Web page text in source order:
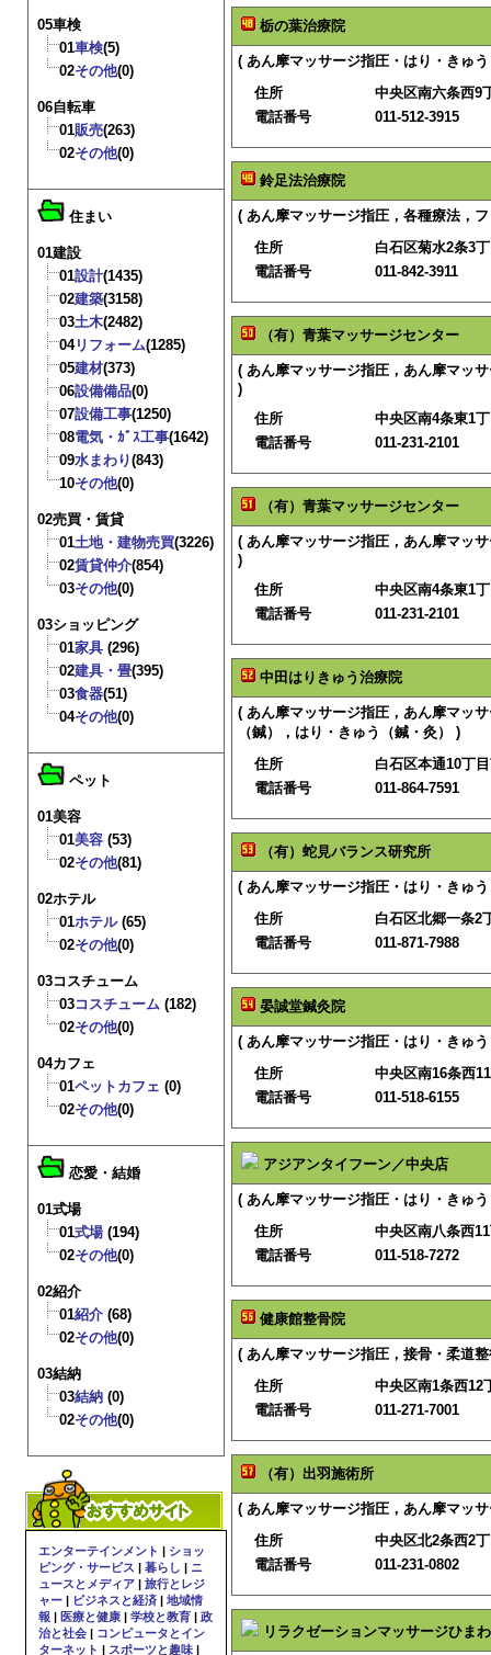
05車検
01車検(5)
02その他(0)
06自転車
01販売(263)
02その他(0)
住まい
01建設
01設計(1435)
02建築(3158)
03土木(2482)
04リフォーム(1285)
05建材(373)
06設備備品(0)
07設備工事(1250)
08電気・ｶﾞｽ工事(1642)
09水まわり(843)
10その他(0)
02売買・賃貸
01土地・建物売買(3226)
02賃貸仲介(854)
03その他(0)
03ショッピング
01家具 (296)
02建具・畳(395)
03食器(51)
04その他(0)
ペット
01美容
01美容 (53)
02その他(81)
02ホテル
01ホテル(65)
02その他(0)
03コスチューム
03コスチューム (182)
02その他(0)
04カフェ
01ペットカフェ (0)
02その他(0)
恋愛・結婚
01式場
01式場(194)
02その他(0)
02紹介
01紹介 (68)
02その他(0)
03結納
03結納 (0)
02その他(0)
エンターテインメント | ショッ
ピング・サービス | 暮らし | ニ
ュースとメディア | 旅行とレジ
ャー | ビジネスと経済 | 地域情
報 | 医療と健康 | 学校と教育 | 政
治と社会 | コンピュータとイン
ターネット | スポーツと趣味 |
栃の葉治療院
( あん摩マッサージ指圧・はり・きゅ
住所
中央区南六条西9
電話番号
011-512-3915
鈴足法治療院
( あん摩マッサージ指圧，各種療法，
住所
白石区菊水2条3
電話番号
011-842-3911
（有）青葉マッサージセンター
( あん摩マッサージ指圧，あん摩マッ
)
住所
中央区南4条東1
電話番号
011-231-2101
（有）青葉マッサージセンター
( あん摩マッサージ指圧，あん摩マッ
)
住所
中央区南4条東1
電話番号
011-231-2101
中田はりきゅう治療院
( あん摩マッサージ指圧，あん摩マッ
（鍼），はり・きゅう（鍼・灸） )
住所
白石区本通10丁
電話番号
011-864-7591
（有）蛇見バランス研究所
( あん摩マッサージ指圧・はり・きゅ
住所
白石区北郷一条2
電話番号
011-871-7988
晏誠堂鍼灸院
( あん摩マッサージ指圧・はり・きゅ
住所
中央区南16条西
電話番号
011-518-6155
アジアンタイフーン／中央店
( あん摩マッサージ指圧・はり・きゅ
住所
中央区南八条西
電話番号
011-518-7272
健康館整骨院
( あん摩マッサージ指圧，接骨・柔道
住所
中央区南1条西12
電話番号
011-271-7001
（有）出羽施術所
( あん摩マッサージ指圧，あん摩マッ
住所
中央区北2条西2
電話番号
011-231-0802
リラクゼーションマッサージひま